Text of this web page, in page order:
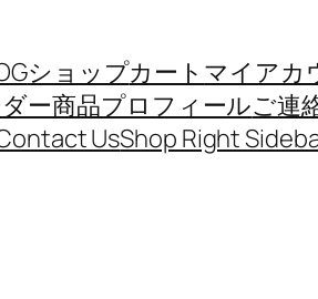
ショップカート マイアカ
ー商品プロフィールご連
UsShop Right